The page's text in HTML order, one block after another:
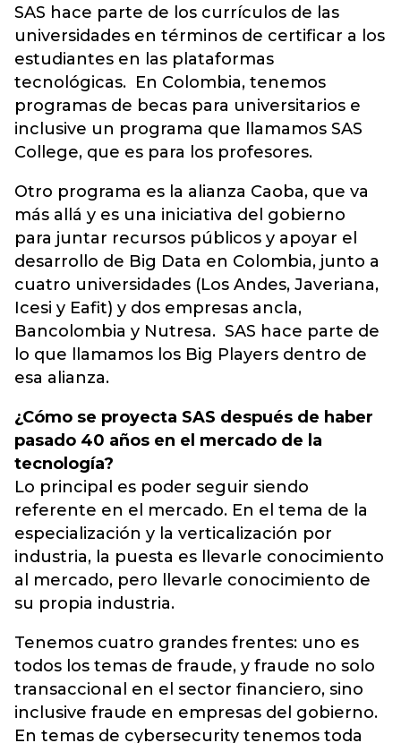
SAS hace parte de los currículos de las
universidades en términos de certificar a los
estudiantes en las plataformas
tecnológicas. En Colombia, tenemos
programas de becas para universitarios e
inclusive un programa que llamamos SAS
College, que es para los profesores.
Otro programa es la alianza Caoba, que va
más allá y es una iniciativa del gobierno
para juntar recursos públicos y apoyar el
desarrollo de Big Data en Colombia, junto a
cuatro universidades (Los Andes, Javeriana,
Icesi y Eafit) y dos empresas ancla,
Bancolombia y Nutresa. SAS hace parte de
lo que llamamos los Big Players dentro de
esa alianza.
¿Cómo se proyecta SAS después de haber
pasado 40 años en el mercado de la
tecnología?
Lo principal es poder seguir siendo
referente en el mercado. En el tema de la
especialización y la verticalización por
industria, la puesta es llevarle conocimiento
al mercado, pero llevarle conocimiento de
su propia industria.
Tenemos cuatro grandes frentes: uno es
todos los temas de fraude, y fraude no solo
transaccional en el sector financiero, sino
inclusive fraude en empresas del gobierno.
En temas de cybersecurity tenemos toda